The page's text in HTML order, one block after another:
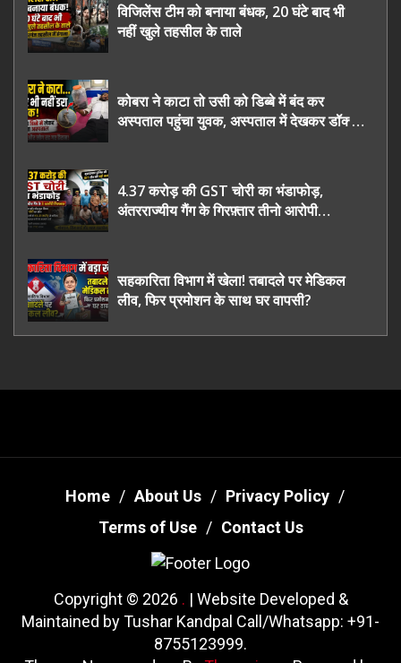
विजिलेंस टीम को बनाया बंधक, 20 घंटे बाद भी
नहीं खुले तहसील के ताले
कोबरा ने काटा तो उसी को डिब्बे में बंद कर
अस्पताल पहुंचा युवक, अस्पताल में देखकर डॉक्टर
4.37 करोड़ की GST चोरी का भंडाफोड़,
अंतरराज्यीय गैंग के गिरफ़्तार तीनो आरोपी
सहकारिता विभाग में खेला! तबादले पर मेडिकल
लीव, फिर प्रमोशन के साथ घर वापसी?
Home About Us
Privacy Policy
Terms of Use
Contact Us
Copyright © 2026 . | Website Developed &
Maintained by Tushar Kandpal Call/Whatsapp: +91-
8755123999.